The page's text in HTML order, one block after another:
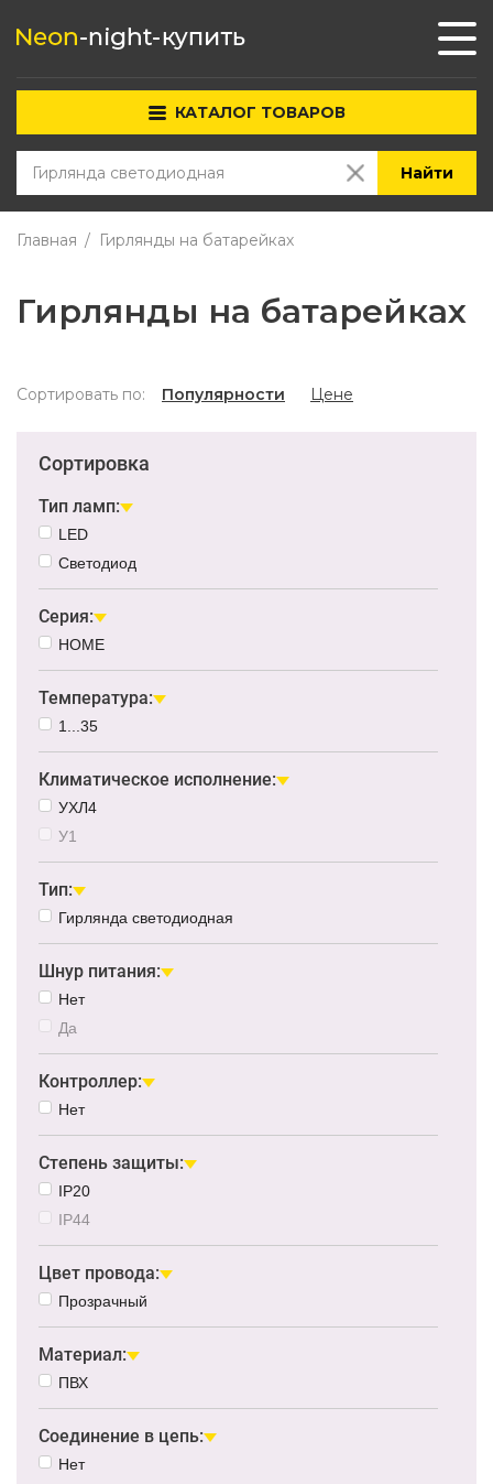
КАТАЛОГ ТОВАРОВ
Найти
Главная Гирлянды на батарейках
Гирлянды на батарейках
Сортировать по: Популярности Цене
Сортировка
Тип ламп:
LED
Светодиод
Серия:
HOME
Температура:
1...35
Климатическое исполнение:
УХЛ4
У1
Тип:
Гирлянда светодиодная
Шнур питания:
Нет
Да
Контроллер:
Нет
Степень защиты:
IP20
IP44
Цвет провода:
Прозрачный
Материал:
ПВХ
Соединение в цепь:
Нет